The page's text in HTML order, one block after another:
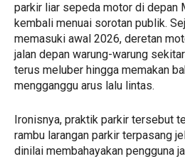
parkir liar sepeda motor di depan
kembali menuai sorotan publik.
memasuki awal 2026, deretan
jalan depan warung-warung
terus meluber hingga memakan
mengganggu arus lalu lintas.
Ironisnya, praktik parkir tersebut
rambu larangan parkir terpasang
dinilai membahayakan pengguna